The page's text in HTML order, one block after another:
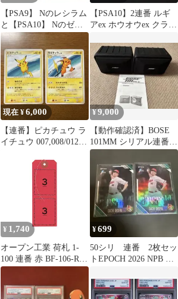
【PSA9】 Nのレシラム
と【PSA10】 Nのゼク
ロム AR 連番セット
【PSA10】2連番 ルギ
アex ホウオウex クラシ
現在 ¥6,000
【連番】ピカチュウ ラ
イチュウ 007,008/012 2
¥9,000
【動作確認済】BOSE
101MM シリアル連番ス
ピーカー
¥ 1,740
オープン工業 荷札 1-
100 連番 赤 BF-106-RD
0
¥699
50シリ 連番 2枚セッ
トEPOCH 2026 NPB 広